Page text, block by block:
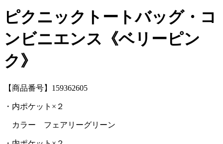
ピクニックトートバッグ・コ
ンビニエンス《ベリーピン
ク》
【商品番号】159362605
・内ポケット×２
カラー フェアリーグリーン